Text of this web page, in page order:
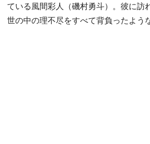
ている風間彩人（磯村勇斗）。彼に訪
世の中の理不尽をすべて背負ったよう